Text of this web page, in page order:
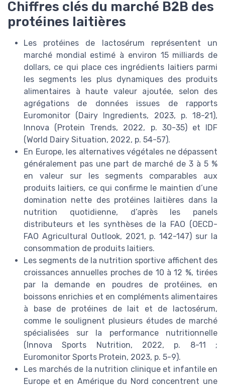
Chiffres clés du marché B2B des
protéines laitières
Les protéines de lactosérum représentent un
marché mondial estimé à environ 15 milliards de
dollars, ce qui place ces ingrédients laitiers parmi
les segments les plus dynamiques des produits
alimentaires à haute valeur ajoutée, selon des
agrégations de données issues de rapports
Euromonitor (Dairy Ingredients, 2023, p. 18-21),
Innova (Protein Trends, 2022, p. 30-35) et IDF
(World Dairy Situation, 2022, p. 54-57).
En Europe, les alternatives végétales ne dépassent
généralement pas une part de marché de 3 à 5 %
en valeur sur les segments comparables aux
produits laitiers, ce qui confirme le maintien d’une
domination nette des protéines laitières dans la
nutrition quotidienne, d’après les panels
distributeurs et les synthèses de la FAO (OECD-
FAO Agricultural Outlook, 2021, p. 142-147) sur la
consommation de produits laitiers.
Les segments de la nutrition sportive affichent des
croissances annuelles proches de 10 à 12 %, tirées
par la demande en poudres de protéines, en
boissons enrichies et en compléments alimentaires
à base de protéines de lait et de lactosérum,
comme le soulignent plusieurs études de marché
spécialisées sur la performance nutritionnelle
(Innova Sports Nutrition, 2022, p. 8-11 ;
Euromonitor Sports Protein, 2023, p. 5-9).
Les marchés de la nutrition clinique et infantile en
Europe et en Amérique du Nord concentrent une